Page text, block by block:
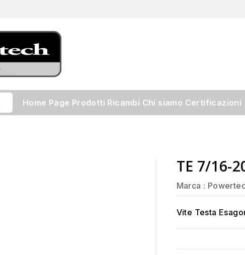
Home Page Prodotti Ricambi Chi siamo Certificazioni
TE 7/16-
Marca :
Vite Testa